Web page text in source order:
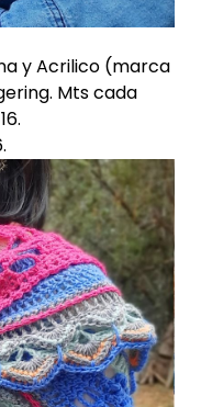
y Acrilico (marca
Mts cada